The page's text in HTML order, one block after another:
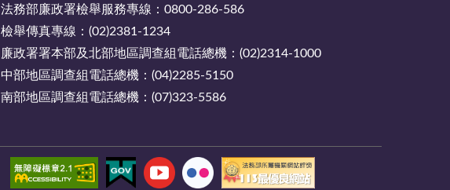
法務部廉政署檢舉服務專線：0800-286-586
檢舉傳真專線：(02)2381-1234
廉政署署本部及北部地區調查組電話總機：(02)2314-1000
中部地區調查組電話總機：(04)2285-5150
南部地區調查組電話總機：(07)323-5586